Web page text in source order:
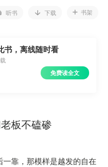
听书 下载 书架
书，离线随时看
免费读全文
板不磕碜
靠，那模样是越发的自在